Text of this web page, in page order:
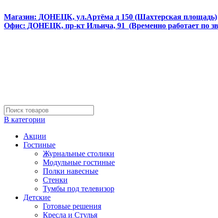
Магазин: ДОНЕЦК, ул.Артёма д 150 (Шахтерская площадь)
Офис: ДОНЕЦК, пр-кт Ильича, 91 (Временно работает по
В категории
Акции
Гостиные
Журнальные столики
Модульные гостиные
Полки навесные
Стенки
Тумбы под телевизор
Детские
Готовые решения
Кресла и Стулья